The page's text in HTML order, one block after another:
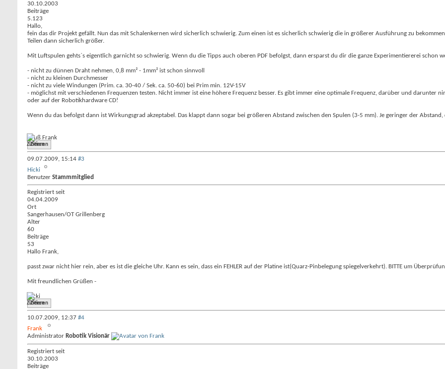
30.10.2003
Beiträge
5.123
Hallo,
fein das dir Projekt gefällt. Nun das mit Schalenkernen wird sicherlich schwierig. Zum einen ist es sicherlich schwierig die in größerer Ausführung zu
Teilen dann sicherlich größer.
Mit Luftspulen gehts`s eigentlich garnicht so schwierig. Wenn du die Tipps auch oberen PDF befolgst, dann ersparst du dir die ganze Experimentiererei schon
- nicht zu dünnen Draht nehmen, 0,8 mm² - 1mm² ist schon sinnvoll
- nicht zu kleinen Durchmesser
- nicht zu viele Windungen (Prim. ca. 30-40 / Sek. ca. 50-60) bei Prim min. 12V-15V
- möglichst mit verschiedenen Frequenzen testen. Nicht immer ist eine höhere Frequenz besser. Es gibt immer eine optimale Frequenz, darüber und darunter
oder auf der Robotikhardware CD!
Wenn du das befolgst dann ist Wirkungsgrad akzeptabel. Das klappt dann sogar bei größeren Abstand zwischen den Spulen (3-5 mm). Je geringer der
Gruß Frank
Zitieren
09.07.2009, 15:14 #3
Hicki
Benutzer Stammmitglied
Registriert seit
04.04.2009
Ort
Sangerhausen/OT Grillenberg
Alter
60
Beiträge
53
Hallo Frank,
passt zwar nicht hier rein, aber es ist die gleiche Uhr. Kann es sein, dass ein FEHLER auf der Platine ist(Quarz-Pinbelegung spiegelverkehrt). BITTE um
Mit freundlichen Grüßen -
Hicki
Zitieren
10.07.2009, 12:37 #4
Frank
Administrator Robotik Visionär
Registriert seit
30.10.2003
Beiträge